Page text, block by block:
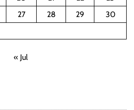
27 28 29
30
« Jul